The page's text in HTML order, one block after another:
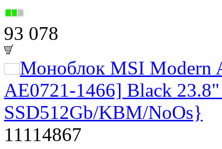
93 078
Моноблок MSI Modern
AE0721-1466] Black
SSD512Gb/KBM/NoOs}
11114867